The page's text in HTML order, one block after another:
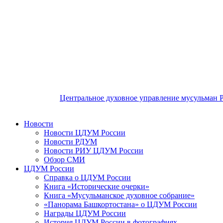
Центральное духовное управление мусульман
Новости
Новости ЦДУМ России
Новости РДУМ
Новости РИУ ЦДУМ России
Обзор СМИ
ЦДУМ России
Справка о ЦДУМ России
Книга «Исторические очерки»
Книга «Мусульманское духовное собрание»
«Панорама Башкортостана» о ЦДУМ России
Награды ЦДУМ России